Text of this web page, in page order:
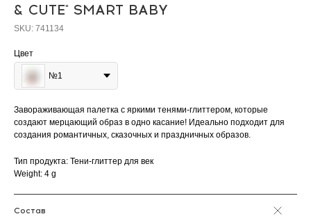
& CUTE" SMART BABY
SKU: 741134
Цвет
№1
Завораживающая палетка с яркими тенями-глиттером, которые
создают мерцающий образ в одно касание! Идеально подходит для
создания романтичных, сказочных и праздничных образов.
Тип продукта: Тени-глиттер для век
Weight: 4 g
Состав